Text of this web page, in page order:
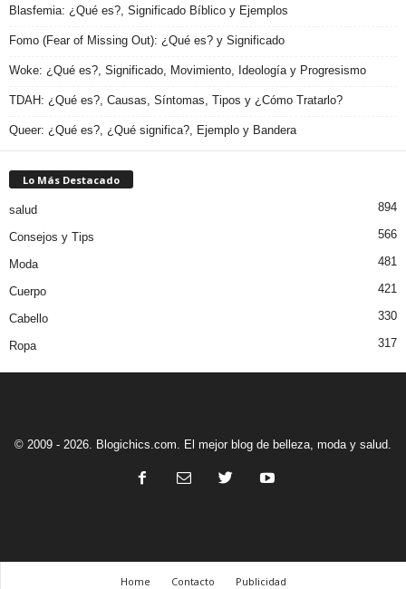
Blasfemia: ¿Qué es?, Significado Bíblico y Ejemplos
Fomo (Fear of Missing Out): ¿Qué es? y Significado
Woke: ¿Qué es?, Significado, Movimiento, Ideología y Progresismo
TDAH: ¿Qué es?, Causas, Síntomas, Tipos y ¿Cómo Tratarlo?
Queer: ¿Qué es?, ¿Qué significa?, Ejemplo y Bandera
Lo Más Destacado
salud 894
Consejos y Tips 566
Moda 481
Cuerpo 421
Cabello 330
Ropa 317
© 2009 - 2026. Blogichics.com. El mejor blog de belleza, moda y salud.
Home Contacto Publicidad